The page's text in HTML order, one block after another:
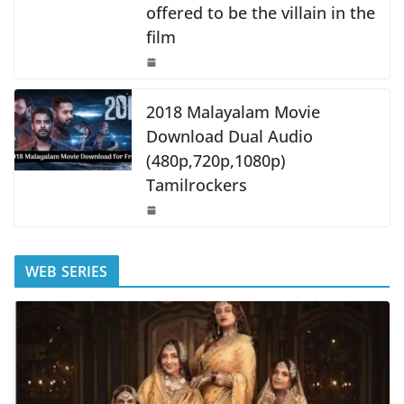
offered to be the villain in the
film
2018 Malayalam Movie
Download Dual Audio
(480p,720p,1080p)
Tamilrockers
WEB SERIES